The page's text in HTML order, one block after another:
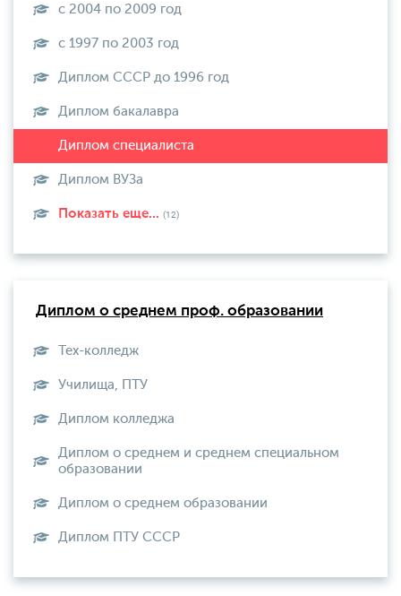
с 2004 по 2009 год
с 1997 по 2003 год
Диплом СССР до 1996 год
Диплом бакалавра
Диплом ВУЗа
Показать еще... (12)
Диплом о среднем проф. образовании
Тех-колледж
Училища, ПТУ
Диплом колледжа
Диплом о среднем и среднем специальном
образовании
Диплом о среднем образовании
Диплом ПТУ СССР